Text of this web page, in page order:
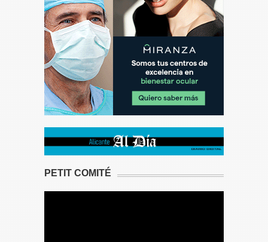
PETIT COMITÉ